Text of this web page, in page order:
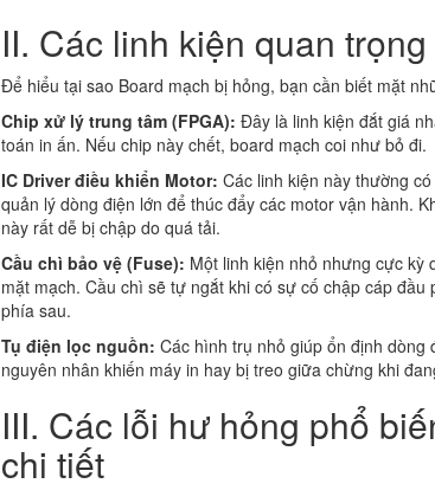
II. Các linh kiện quan
Để hiểu tại sao Board mạch bị hỏng, bạn cần biết mặt
Chip xử lý trung tâm (FPGA): Đây là linh kiện đắt giá
toán in ấn. Nếu chip này chết, board mạch coi như bỏ đi.
IC Driver điều khiển Motor: Các linh kiện này thường
quản lý dòng điện lớn để thúc đẩy các motor vận hành.
này rất dễ bị chập do quá tải.
Cầu chì bảo vệ (Fuse): Một linh kiện nhỏ nhưng cực kỳ
mặt mạch. Cầu chì sẽ tự ngắt khi có sự cố chập cáp
phía sau.
Tụ điện lọc nguồn: Các hình trụ nhỏ giúp ổn định dòng
nguyên nhân khiến máy in hay bị treo giữa chừng khi
III. Các lỗi hư hỏng phổ
chi tiết